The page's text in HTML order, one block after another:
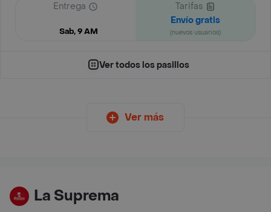
Entrega
Sab, 9 AM
Tarifas
Envío gratis
(nuevos usuarios)
Ver todos los pasillos
Ver más
La Suprema